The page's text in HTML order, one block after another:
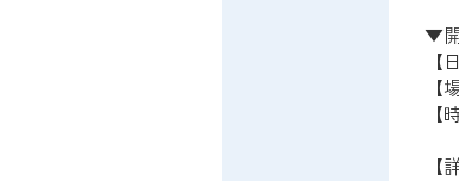
▼
【
【
【
【